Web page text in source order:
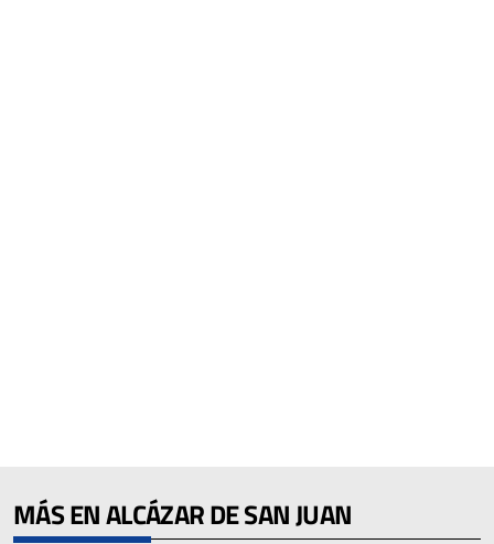
MÁS EN ALCÁZAR DE SAN JUAN